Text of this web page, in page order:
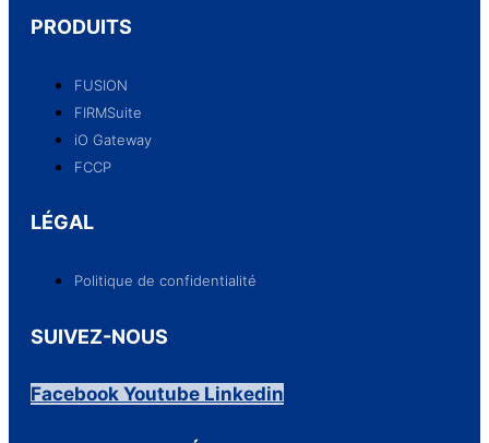
PRODUITS
FUSION
FIRMSuite
iO Gateway
FCCP
LÉGAL
Politique de confidentialité
SUIVEZ-NOUS
Facebook Youtube Linkedin